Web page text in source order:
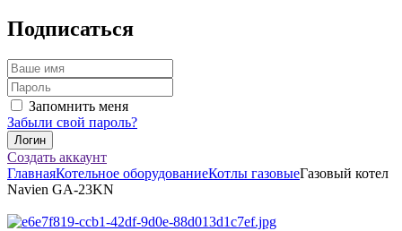
Подписаться
Запомнить меня
Забыли свой пароль?
Создать аккаунт
ГлавнаяКотельное оборудованиеКотлы газовыеГазовый котел
Navien GA-23KN